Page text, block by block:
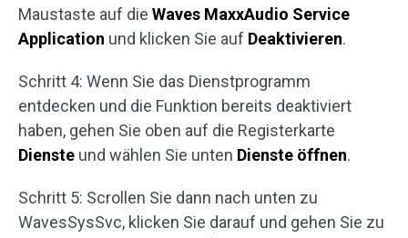
Maustaste auf die Waves MaxxAudio Service
Application und klicken Sie auf Deaktivieren.
Schritt 4: Wenn Sie das Dienstprogramm
entdecken und die Funktion bereits deaktiviert
haben, gehen Sie oben auf die Registerkarte
Dienste und wählen Sie unten Dienste öffnen.
Schritt 5: Scrollen Sie dann nach unten zu
WavesSysSvc, klicken Sie darauf und gehen Sie zu